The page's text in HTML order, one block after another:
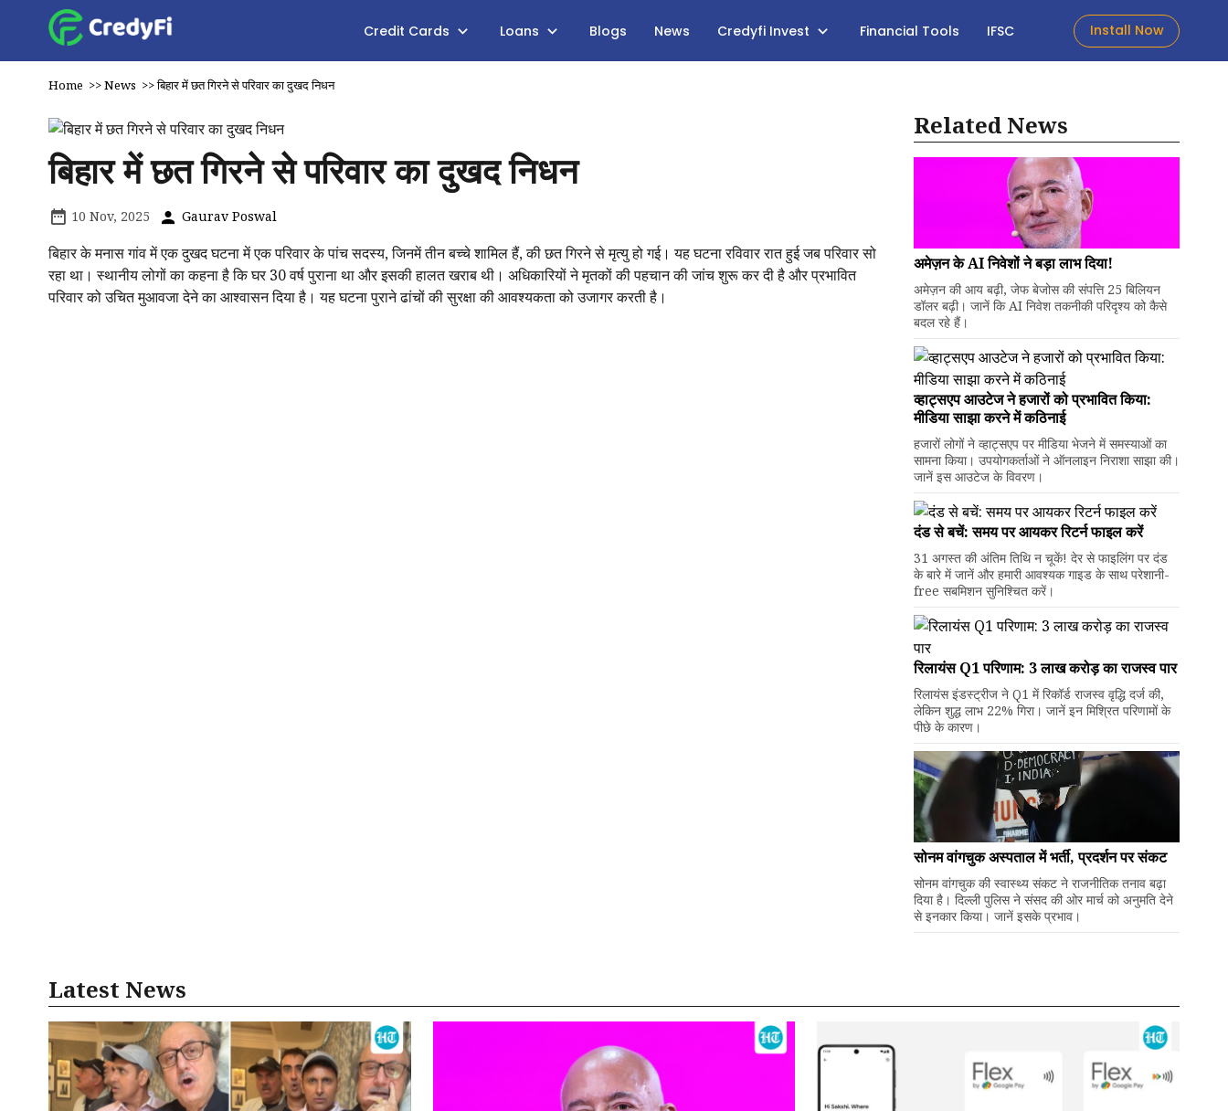
Credit Cards Loans Blogs News Credyfi Invest Financial Tools IFSC Install Now
Home >>News >>बिहार में छत गिरने से परिवार का दुखद निधन
बिहार में छत गिरने से परिवार का दुखद निधन
10 Nov, 2025 Gaurav Poswal
बिहार के मनास गांव में एक दुखद घटना में एक परिवार के पांच सदस्य, जिनमें तीन बच्चे शामिल हैं, की छत गिरने से मृत्यु हो गई। यह घटना रविवार रात हुई जब परिवार सो
रहा था। स्थानीय लोगों का कहना है कि घर 30 वर्ष पुराना था और इसकी हालत खराब थी। अधिकारियों ने मृतकों की पहचान की जांच शुरू कर दी है और प्रभावित
परिवार को उचित मुआवजा देने का आश्वासन दिया है। यह घटना पुराने ढांचों की सुरक्षा की आवश्यकता को उजागर करती है।
Related News
अमेज़न के AI निवेशों ने बड़ा लाभ दिया!
अमेज़न की आय बढ़ी, जेफ बेजोस की संपत्ति 25 बिलियन
डॉलर बढ़ी। जानें कि AI निवेश तकनीकी परिदृश्य को कैसे
बदल रहे हैं।
व्हाट्सएप आउटेज ने हजारों को प्रभावित किया:
मीडिया साझा करने में कठिनाई
हजारों लोगों ने व्हाट्सएप पर मीडिया भेजने में समस्याओं का
सामना किया। उपयोगकर्ताओं ने ऑनलाइन निराशा साझा की।
जानें इस आउटेज के विवरण।
दंड से बचें: समय पर आयकर रिटर्न फाइल करें
31 अगस्त की अंतिम तिथि न चूकें! देर से फाइलिंग पर दंड
के बारे में जानें और हमारी आवश्यक गाइड के साथ परेशानी-
free सबमिशन सुनिश्चित करें।
रिलायंस Q1 परिणाम: ₹3 लाख करोड़ का राजस्व पार
रिलायंस इंडस्ट्रीज ने Q1 में रिकॉर्ड राजस्व वृद्धि दर्ज की,
लेकिन शुद्ध लाभ 22% गिरा। जानें इन मिश्रित परिणामों के
पीछे के कारण।
सोनम वांगचुक अस्पताल में भर्ती, प्रदर्शन पर संकट
सोनम वांगचुक की स्वास्थ्य संकट ने राजनीतिक तनाव बढ़ा
दिया है। दिल्ली पुलिस ने संसद की ओर मार्च को अनुमति देने
से इनकार किया। जानें इसके प्रभाव।
Latest News